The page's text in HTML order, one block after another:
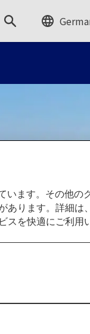
います。その他の
あります。詳細は
スを快適にご利用